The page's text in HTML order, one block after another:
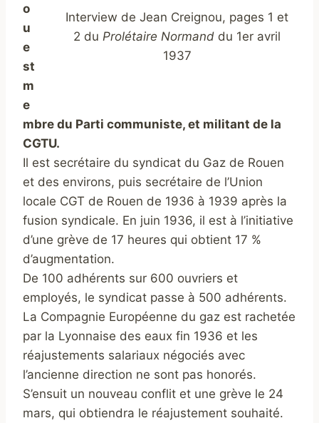
Interview de Jean Creignou, pages 1 et
2 du Prolétaire Normand du 1er avril
1937
o
u
e
st
m
e
mbre du Parti communiste, et militant de la
CGTU.
Il est secrétaire du syndicat du Gaz de Rouen
et des environs, puis secrétaire de l’Union
locale CGT de Rouen de 1936 à 1939 après la
fusion syndicale. En juin 1936, il est à l’initiative
d’une grève de 17 heures qui obtient 17 %
d’augmentation.
De 100 adhérents sur 600 ouvriers et
employés, le syndicat passe à 500 adhérents.
La Compagnie Européenne du gaz est rachetée
par la Lyonnaise des eaux fin 1936 et les
réajustements salariaux négociés avec
l’ancienne direction ne sont pas honorés.
S’ensuit un nouveau conflit et une grève le 24
mars, qui obtiendra le réajustement souhaité.